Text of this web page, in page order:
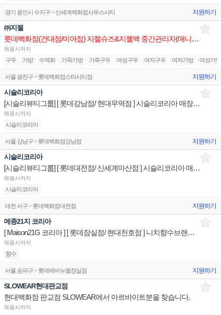
경기 용인시 수지구 > 신세계백화점사우스시티 지원하기
㈜지젤
롯데백화점(건대점/미아점) 지젤슈즈&지젤백 중간관리자(매니저) 구인합니다
채용시까지
구두 가방 수제화 가죽가방 가죽구두 여성구두 여자구두 여자가방 여성가방
서울 광진구 > 롯데백화점스타시티점 지원하기
시슬리코리아
[시슬리뷰티그룹] [ 롯데강남점/ 현대무역점 ] 시슬리코리아 매장 상품유지 매장판매사원
채용시까지
시슬리코리아
서울 강남구 > 롯데백화점강남점 지원하기
시슬리코리아
[시슬리뷰티그룹] [ 롯데대전점/ 신세계마산점 ] 시슬리코리아 매장 상품유지 매장판매사원
채용시까지
시슬리코리아
대전 서구 > 롯데백화점대전점 지원하기
메종21지 코리아
[ Maison21G 코리아 ] [ 롯데잠실점/ 현대천호점 ] 니치향수브랜드 매장 상품유지 매장판매사원
채용시까지
향수
서울 송파구 > 롯데에비뉴엘잠실점 지원하기
SLOWEAR현대판교점
현대백화점 판교점 SLOWEAR에서 아르바이트분을 찾습니다.
채용시까지